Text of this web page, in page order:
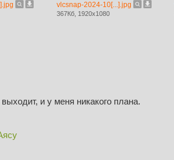
vlcsnap-2024-10[...].jpg
367Кб, 1920x1080
и у меня никакого плана.